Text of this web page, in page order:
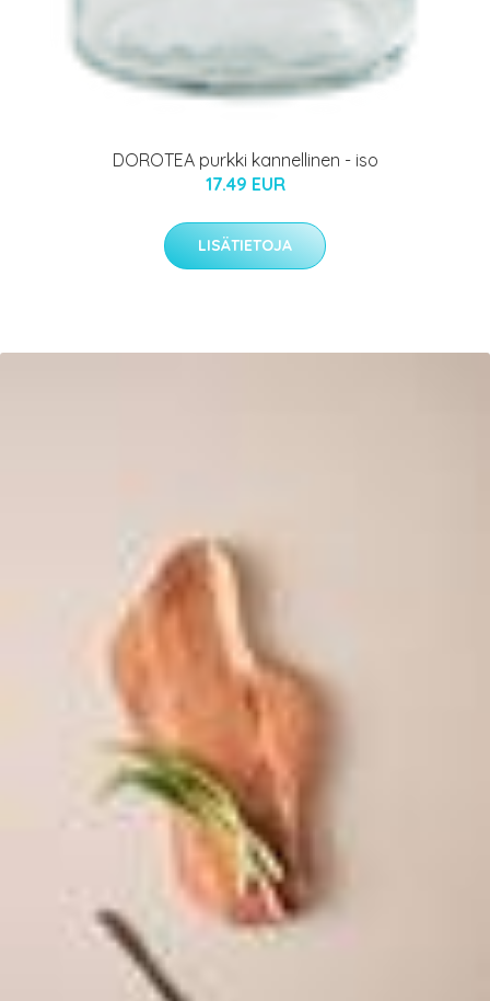
DOROTEA purkki kannellinen - iso
17.49 EUR
LISÄTIETOJA